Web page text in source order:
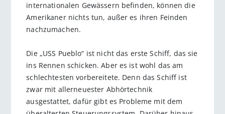
internationalen Gewässern befinden, können die
Amerikaner nichts tun, außer es ihren Feinden
nachzumachen.
Die „USS Pueblo“ ist nicht das erste Schiff, das sie
ins Rennen schicken. Aber es ist wohl das am
schlechtesten vorbereitete. Denn das Schiff ist
zwar mit allerneuester Abhörtechnik
ausgestattet, dafür gibt es Probleme mit dem